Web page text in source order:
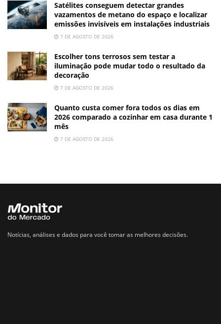
Satélites conseguem detectar grandes
vazamentos de metano do espaço e localizar
emissões invisíveis em instalações industriais
7 DE AGOSTO DE 2026
Escolher tons terrosos sem testar a
iluminação pode mudar todo o resultado da
decoração
7 DE AGOSTO DE 2026
Quanto custa comer fora todos os dias em
2026 comparado a cozinhar em casa durante 1
mês
7 DE AGOSTO DE 2026
Notícias, análises e dados para você tomar as melhores decisões.